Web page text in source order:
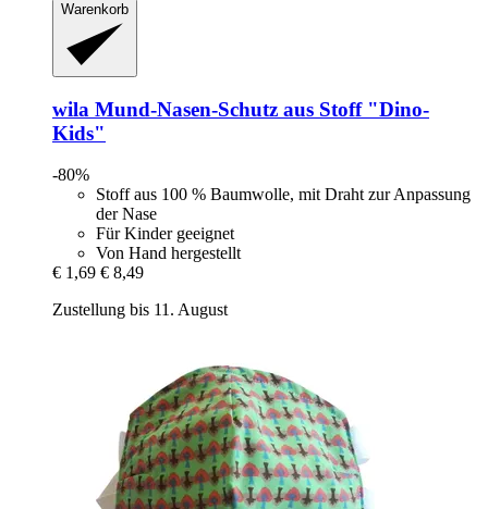
Warenkorb
wila Mund-​Nasen-​Schutz aus Stoff "Dino-​
Kids"
-80%
Stoff aus 100 % Baumwolle, mit Draht zur Anpassung
der Nase
Für Kinder geeignet
Von Hand hergestellt
€ 1,69 € 8,49
Zustellung bis 11. August